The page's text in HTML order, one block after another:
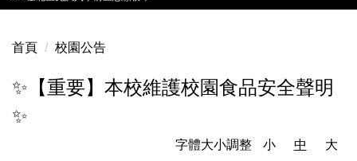
首頁 校園公告
✨【重要】本校維護校園食品安全聲明
✨
字體大小調整 小 中
大